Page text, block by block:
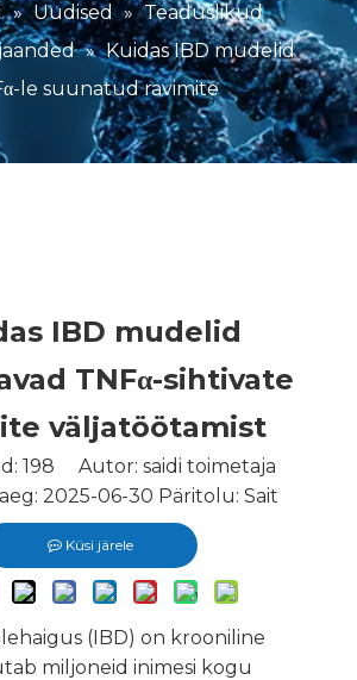
» Uudised » Teaduslikud
» Kuidas IBD mudelid
le suunatud ravimite
IBD mudelid
TNFα-sihtivate
väljatöötamist
198 Autor: saidi toimetaja
2025-06-30 Päritolu: Sait
Küsi järele
(IBD) on krooniline
miljoneid inimesi kogu